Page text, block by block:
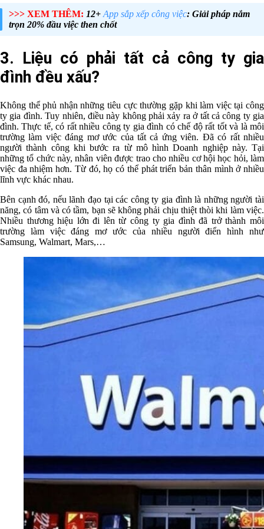
>>> XEM THÊM: 12+ App sắp xếp công việc: Giải pháp nắm
trọn 20% đầu việc then chốt
3. Liệu có phải tất cả công ty gia
đình đều xấu?
Không thể phủ nhận những tiêu cực thường gặp khi làm việc tại công
ty gia đình. Tuy nhiên, điều này không phải xảy ra ở tất cả công ty gia
đình. Thực tế, có rất nhiều công ty gia đình có chế độ rất tốt và là môi
trường làm việc đáng mơ ước của tất cả ứng viên. Đã có rất nhiều
người thành công khi bước ra từ mô hình Doanh nghiệp này. Tại
những tổ chức này, nhân viên được trao cho nhiều cơ hội học hỏi, làm
việc đa nhiệm hơn. Từ đó, họ có thể phát triển bản thân mình ở nhiều
lĩnh vực khác nhau.
Bên cạnh đó, nếu lãnh đạo tại các công ty gia đình là những người tài
năng, có tâm và có tầm, bạn sẽ không phải chịu thiệt thòi khi làm việc.
Nhiều thương hiệu lớn đi lên từ công ty gia đình đã trở thành môi
trường làm việc đáng mơ ước của nhiều người điển hình như
Samsung, Walmart, Mars,…